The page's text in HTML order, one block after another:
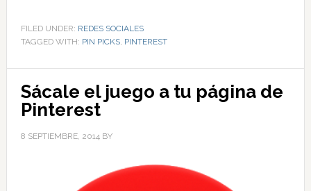
FILED UNDER: REDES SOCIALES
TAGGED WITH: PIN PICKS, PINTEREST
Sácale el juego a tu página de
Pinterest
8 SEPTIEMBRE, 2014BY